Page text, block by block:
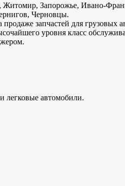
Запорожье, Ивано-
Черновцы.
запчастей для
уровня класс
легковые автомобили.